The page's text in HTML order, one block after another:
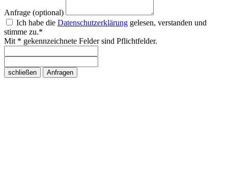
Anfrage (optional)
Ich habe die Datenschutzerklärung gelesen, verstanden und
stimme zu.*
Mit * gekennzeichnete Felder sind Pflichtfelder.
schließen Anfragen